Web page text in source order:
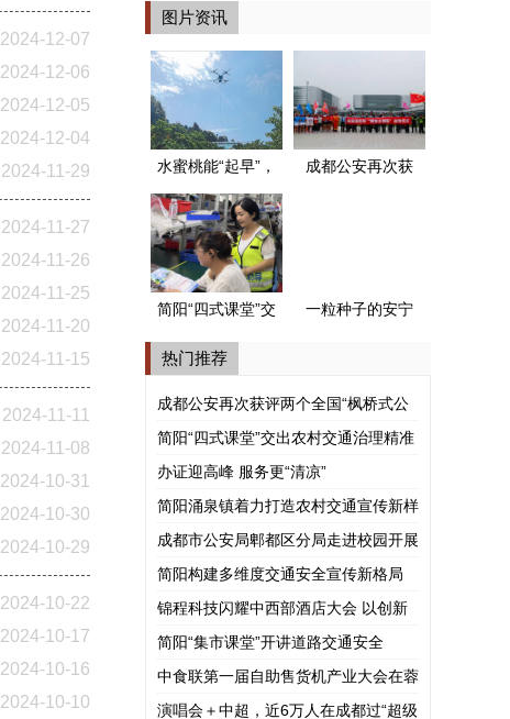
图片资讯
水蜜桃能“起早”，
也可“赶晚”
成都公安再次获
简阳“四式课堂”交
出农村交通治理
精准答卷
一粒种子的安宁
热门推荐
成都公安再次获评两个全国“枫桥式公
安派出所”
简阳“四式课堂”交出农村交通治理精准
答卷
办证迎高峰 服务更“清凉”
简阳涌泉镇着力打造农村交通宣传新样
板
成都市公安局郫都区分局走进校园开展
涉外法治宣讲
简阳构建多维度交通安全宣传新格局
锦程科技闪耀中西部酒店大会 以创新
模式赋能酒旅产业共赢
简阳“集市课堂”开讲道路交通安全
中食联第一届自助售货机产业大会在蓉
举行
演唱会＋中超，近6万人在成都过“超级
2024-12-07
2024-12-06
2024-12-05
2024-12-04
2024-11-29
2024-11-27
2024-11-26
2024-11-25
2024-11-20
2024-11-15
2024-11-11
2024-11-08
2024-10-31
2024-10-30
2024-10-29
2024-10-22
2024-10-17
2024-10-16
2024-10-10